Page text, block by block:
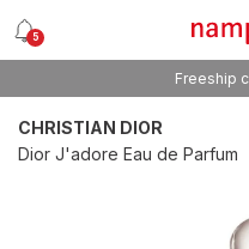
5
Freeship
CHRISTIAN DIOR
Dior J'adore Eau de Parfum